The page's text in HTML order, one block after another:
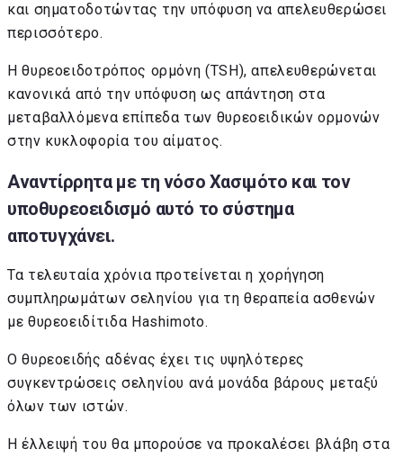
και σηματοδοτώντας την υπόφυση να απελευθερώσει
περισσότερο.
Η θυρεοειδοτρόπος ορμόνη (TSH), απελευθερώνεται
κανονικά από την υπόφυση ως απάντηση στα
μεταβαλλόμενα επίπεδα των θυρεοειδικών ορμονών
στην κυκλοφορία του αίματος.
Αναντίρρητα με τη νόσο Χασιμότο και τον
υποθυρεοειδισμό αυτό το σύστημα
αποτυγχάνει.
Τα τελευταία χρόνια προτείνεται η χορήγηση
συμπληρωμάτων σεληνίου για τη θεραπεία ασθενών
με θυρεοειδίτιδα Hashimoto.
Ο θυρεοειδής αδένας έχει τις υψηλότερες
συγκεντρώσεις σεληνίου ανά μονάδα βάρους μεταξύ
όλων των ιστών.
Η έλλειψή του θα μπορούσε να προκαλέσει βλάβη στα